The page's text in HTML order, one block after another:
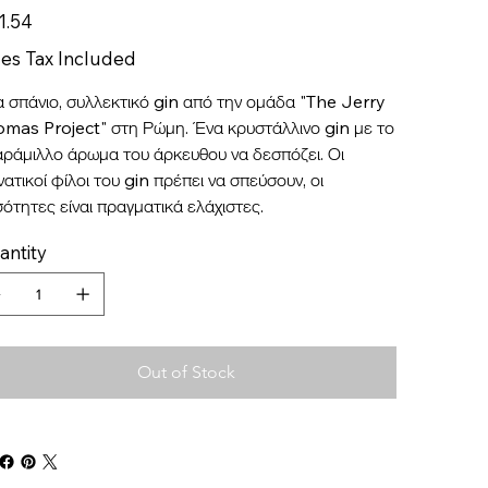
Tax Included
σπάνιο, συλλεκτικό gin από την ομάδα "The Jerry
Project" στη Ρώμη. Ένα κρυστάλλινο gin με το
άρωμα του άρκευθου να δεσπόζει. Οι
φίλοι του gin πρέπει να σπεύσουν, οι
είναι πραγματικά ελάχιστες.
Out of Stock